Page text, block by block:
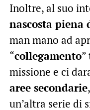
Inoltre, al suo
nascosta
man mano ad
“collegamento”
missione e ci
aree secondarie
un’altra serie di